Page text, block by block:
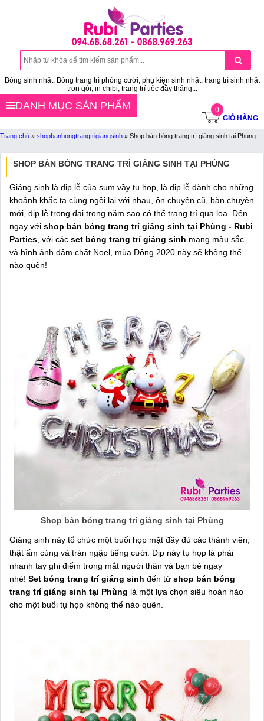
Bóng sinh nhật, Bóng trang trí phòng cưới, phụ kiện sinh nhật, trang trí sinh nhật
trọn gói, in chibi, trang trí tiệc đầy tháng...
0
GIỎ HÀNG
DANH MỤC SẢN PHẨM
Trang chủ » shopbanbongtrangtrigiangsinh » Shop bán bóng trang trí giáng sinh tại Phùng
SHOP BÁN BÓNG TRANG TRÍ GIÁNG SINH TẠI PHÙNG
Giáng sinh là dịp lễ của sum vầy tụ họp, là dịp lễ dành cho những
khoảnh khắc ta cùng ngồi lại với nhau, ôn chuyện cũ, bàn chuyện
mới, dịp lễ trọng đại trong năm sao có thể trang trí qua loa. Đến
ngay với shop bán bóng trang trí giáng sinh tại Phùng - Rubi
Parties , với các set bóng trang trí giáng sinh mang màu sắc
và hình ảnh đậm chất Noel, mùa Đông 2020 này sẽ không thể
nào quên!
Shop bán bóng trang trí giáng sinh tại Phùng
Giáng sinh này tổ chức một buổi họp mặt đầy đủ các thành viên,
thật ấm cúng và tràn ngập tiếng cười. Dịp này tụ họp là phải
nhanh tay ghi điểm trong mắt người thân và bạn bè ngay
nhé! Set bóng trang trí giáng sinh đến từ shop bán bóng
trang trí giáng sinh tại Phùng là một lựa chọn siêu hoàn hảo
cho một buổi tụ họp không thể nào quên.